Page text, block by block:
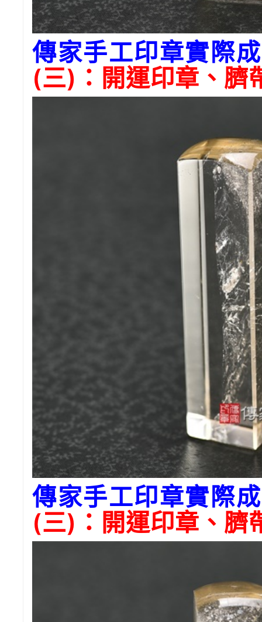
傳家手工印章實際
(三)：開運印章、臍
傳家手工印章實際
(三)：開運印章、臍